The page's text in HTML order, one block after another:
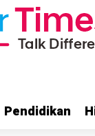
Pendidikan
Pendidikan